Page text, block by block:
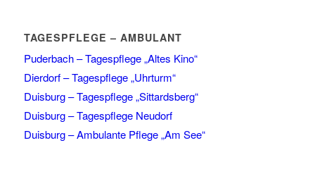
TAGESPFLEGE – AMBULANT
Puderbach – Tagespflege „Altes Kino“
Dierdorf – Tagespflege „Uhrturm“
Duisburg – Tagespflege „Sittardsberg“
Duisburg – Tagespflege Neudorf
Duisburg – Ambulante Pflege „Am See“